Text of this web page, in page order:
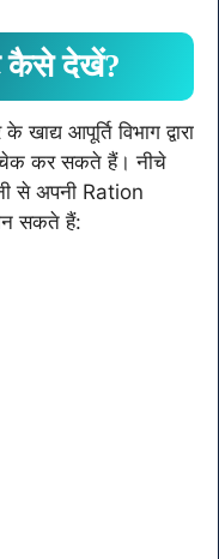
कैसे देखें?
आपूर्ति विभाग द्वारा
चेक कर सकते हैं। नीचे
से अपनी Ration
सकते हैं: